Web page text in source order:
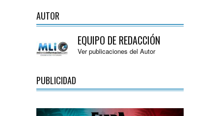
AUTOR
EQUIPO DE REDACCIÓN
Ver publicaciones del Autor
PUBLICIDAD